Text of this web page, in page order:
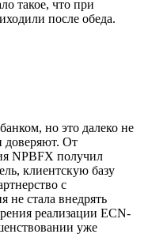
такое, что при
после обеда.
но это далеко не
доверяют. От
NPBFX получил
клиентскую базу
с
не стала внедрять
реализации ECN-
уже